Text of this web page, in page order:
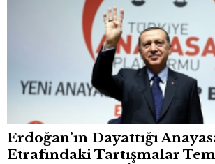
Erdoğan’ın Dayattığı
Etrafındaki Tartışmalar